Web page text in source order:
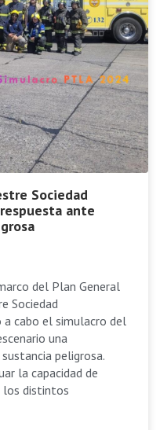
Sociedad
ante
del Plan General
Sociedad
a cabo el simulacro del
una
peligrosa.
la capacidad de
los distintos